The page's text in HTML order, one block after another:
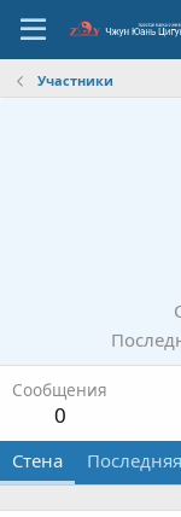
Участники
Сообщения
0
Стена